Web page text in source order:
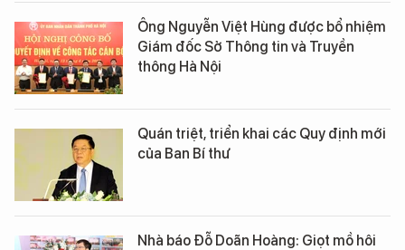
Ông Nguyễn Việt Hùng được bổ nhiệm
Giám đốc Sở Thông tin và Truyền
thông Hà Nội
Quán triệt, triển khai các Quy định mới
của Ban Bí thư
Nhà báo Đỗ Doãn Hoàng: Giọt mồ hôi